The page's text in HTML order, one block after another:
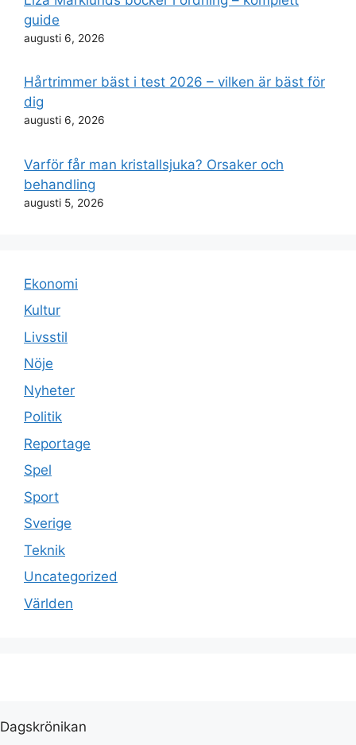
guide
augusti 6, 2026
Hårtrimmer bäst i test 2026 – vilken är bäst för
dig
augusti 6, 2026
Varför får man kristallsjuka? Orsaker och
behandling
augusti 5, 2026
Ekonomi
Kultur
Livsstil
Nöje
Nyheter
Politik
Reportage
Spel
Sport
Sverige
Teknik
Uncategorized
Världen
Dagskrönikan